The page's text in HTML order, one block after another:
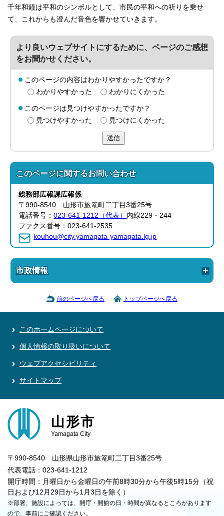
千年和鐘は平和のシンボルとして、市民の平和への祈りを乗せ
て、これからも澄んだ音色を響かせていきます。
より良いウェブサイトにするために、ページのご感想
をお聞かせください。
このページの内容はわかりやすかったですか？
わかりやすかった
わかりにくかった
このページは見つけやすかったですか？
見つけやすかった
見つけにくかった
送信
このページに関するお問い合わせ
総務部広報課広報係
〒990-8540 山形市旅篭町二丁目3番25号
電話番号：023-641-1212（代表） 内線229・244
ファクス番号：023-641-2535
kouhou@city.yamagata-yamagata.lg.jp
市政情報
前のページへ戻る トップページへ戻る
このホームページについて
個人情報の取り扱いについて
ウェブアクセシビリティ
サイトマップ
山形市
Yamagata City
〒990-8540 山形県山形市旅篭町二丁目3番25号
代表電話：023-641-1212
開庁時間：月曜日から金曜日の午前8時30分から午後5時15分（祝
日および12月29日から1月3日を除く）
※部署、施設によっては、開庁・開館の日・時間が異なるところがあります
ので、事前にご確認ください。